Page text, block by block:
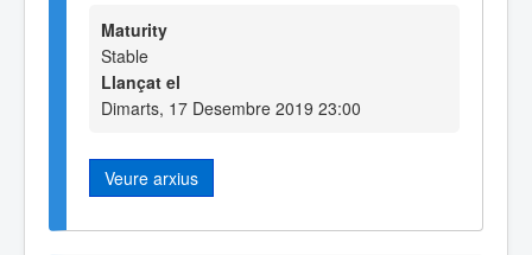
Maturity
Stable
Llançat el
Dimarts, 17 Desembre 2019 23:00
Veure arxius